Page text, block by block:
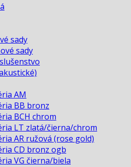
sady
sady
AM
BB bronz
BCH chrom
LT zlatá/čierna/chrom
AR ružová (rose gold)
CD bronz ogb
VG čierna/biela